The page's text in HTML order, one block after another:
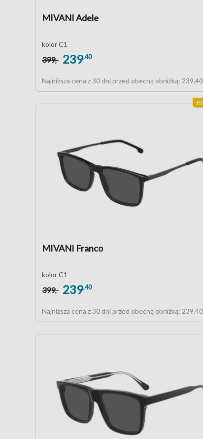
MIVANI Adele
kolor C1
399,- 239,40
Najniższa cena z 30 dni przed obecną obniżką: 239,40
MIVANI Franco
kolor C1
399,- 239,40
Najniższa cena z 30 dni przed obecną obniżką: 239,40